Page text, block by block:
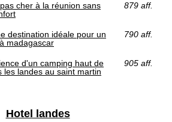
cher à la réunion sans
879 aff.
destination idéale pour un
madagascar
790 aff.
d'un camping haut de
les landes au saint martin
905 aff.
Hotel landes